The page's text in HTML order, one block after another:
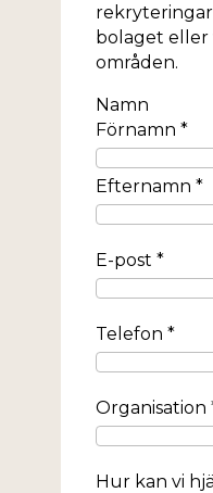
bolaget eller
områden.
Namn
Förnamn *
Efternamn *
E-post *
Telefon *
Organisation
Hur kan vi